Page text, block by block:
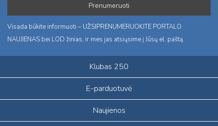
Visada būkite informuoti – UŽSIPRENUMERUOKITE PORTALO
NAUJIENAS bei LOD žinias, ir mes jas atsiųsime į Jūsų el. paštą.
Klubas 250
E-parduotuvė
Naujienos